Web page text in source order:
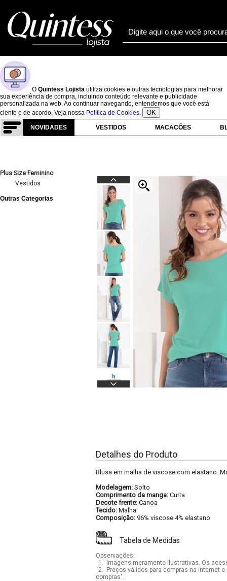
O Quintess Lojista utiliza cookies e outras tecnologias para melhorar
sua experiência de compra, incluindo conteúdo relevante e publicidade
personalizada na web. Ao continuar navegando, entendemos que você está
ciente e de acordo. Veja nossa Política de Cookies. OK
NOVIDADES VESTIDOS MACACÕES
Plus Size Feminino
Vestidos
Outras Categorias
Detalhes do Produto
Blusa em malha de viscose com elastano.
Modelagem: Solto
Comprimento da manga: Curta
Decote frente: Canoa
Tecido: Malha
Composição: 96% viscose 4% elastano
Tabela de Medidas
Observações:
1.
Imagens meramente ilustrativas. Os
2.
Preços válidos para compras na internet
compras".